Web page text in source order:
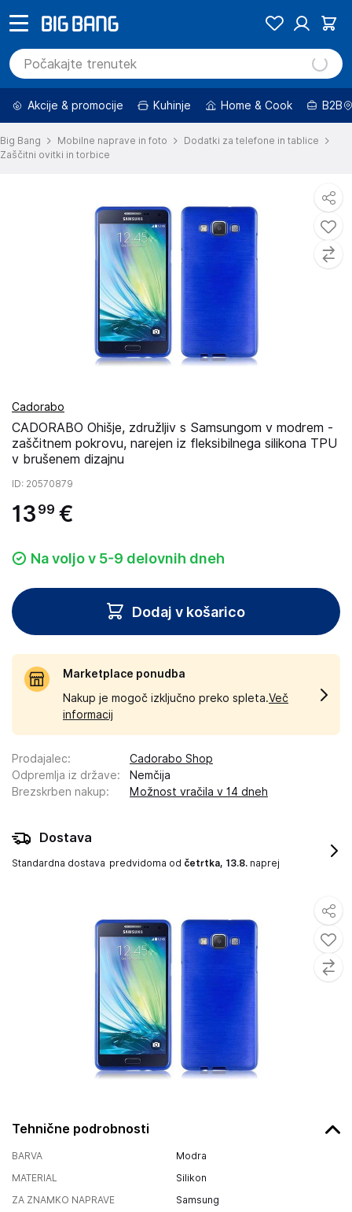
Akcije & promocije Kuhinje Home & Cook B2B
Big Bang Mobilne naprave in foto
Dodatki za telefone in tablice
Zaščitni ovitki in torbice
Tehnične podrobnosti
BARVA
Modra
MATERIAL
Silikon
ZA ZNAMKO NAPRAVE
Samsung
Cadorabo
CADORABO Ohišje, združljiv s Samsungom v modrem -
zaščitnem pokrovu, narejen iz fleksibilnega silikona TPU
v brušenem dizajnu
ID: 20570879
13 99 €
Na voljo v 5-9 delovnih dneh
Dodaj v košarico
Marketplace ponudba
Nakup je mogoč izključno preko spleta.Več
informacij
Prodajalec:
Cadorabo Shop
Odpremlja iz države:
Nemčija
Brezskrben nakup: Možnost vračila v 14 dneh
Dostava
Standardna dostava predvidoma od četrtka, 13.8. naprej